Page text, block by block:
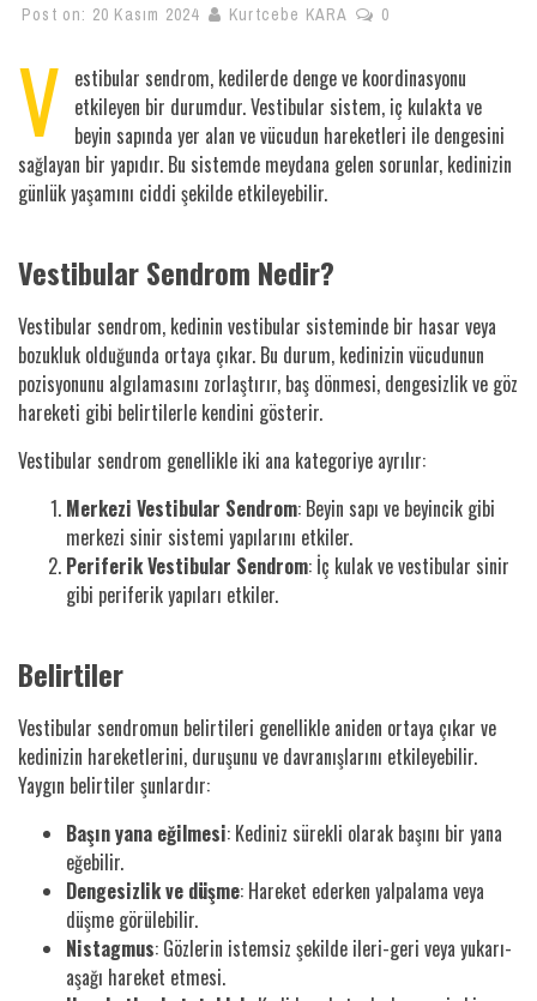
Post on: 20 Kasım 2024 Kurtcebe KARA 0
V estibular sendrom, kedilerde denge ve koordinasyonu
etkileyen bir durumdur. Vestibular sistem, iç kulakta ve
beyin sapında yer alan ve vücudun hareketleri ile dengesini
sağlayan bir yapıdır. Bu sistemde meydana gelen sorunlar, kedinizin
günlük yaşamını ciddi şekilde etkileyebilir.
Vestibular Sendrom Nedir?
Vestibular sendrom, kedinin vestibular sisteminde bir hasar veya
bozukluk olduğunda ortaya çıkar. Bu durum, kedinizin vücudunun
pozisyonunu algılamasını zorlaştırır, baş dönmesi, dengesizlik ve göz
hareketi gibi belirtilerle kendini gösterir.
Vestibular sendrom genellikle iki ana kategoriye ayrılır:
Merkezi Vestibular Sendrom: Beyin sapı ve beyincik gibi
merkezi sinir sistemi yapılarını etkiler.
Periferik Vestibular Sendrom: İç kulak ve vestibular sinir
gibi periferik yapıları etkiler.
Belirtiler
Vestibular sendromun belirtileri genellikle aniden ortaya çıkar ve
kedinizin hareketlerini, duruşunu ve davranışlarını etkileyebilir.
Yaygın belirtiler şunlardır:
Başın yana eğilmesi: Kediniz sürekli olarak başını bir yana
eğebilir.
Dengesizlik ve düşme: Hareket ederken yalpalama veya
düşme görülebilir.
Nistagmus: Gözlerin istemsiz şekilde ileri-geri veya yukarı-
aşağı hareket etmesi.